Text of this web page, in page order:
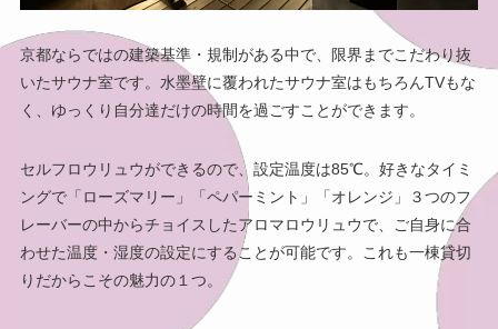
京都ならではの建築基準・規制がある中で、限界までこだわり抜
いたサウナ室です。水墨壁に覆われたサウナ室はもちろんTVもな
く、ゆっくり自分達だけの時間を過ごすことができます。
セルフロウリュウができるので、設定温度は85℃。好きなタイミ
ングで「ローズマリー」「ペパーミント」「オレンジ」３つのフ
レーバーの中からチョイスしたアロマロウリュウで、ご自身に合
わせた温度・湿度の設定にすることが可能です。これも一棟貸切
りだからこその魅力の１つ。